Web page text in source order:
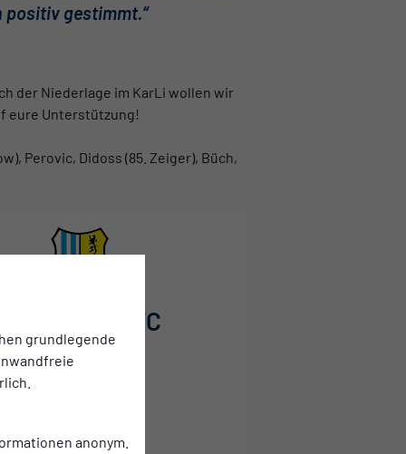
grundlegende
anonym.
positiv gestimmt.“
der Niederlage im KarLi wollen wir
eure Unterstützung!
Perovic, Didoss (85. Zeiger), Büch,
Chemnitzer FC
Erste Herren